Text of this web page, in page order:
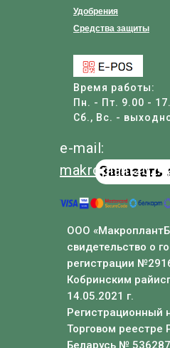
Время работы:
Пн. - Пт. 9.00 -
Сб., Вс. -
Удобрения
Средства защиты
ООО
свидетельство о
регистрации
Кобринским
14.05.2021 г.
Регистрационный
Торговом реестре
Беларусь №
Заказать
e-mail:
makroplant2024